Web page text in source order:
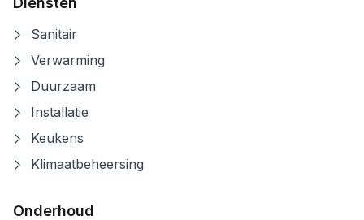
Sanitair
Verwarming
Duurzaam
Installatie
Keukens
Klimaatbeheersing
Onderhoud